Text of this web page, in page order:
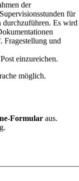
der
für
durchzuführen. Es wird
Fragestellung und
einzureichen.
möglich.
Formular aus.